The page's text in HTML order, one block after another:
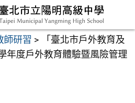
師研習 >
「臺北市戶外教育及
年度戶外教育體驗暨風險管理